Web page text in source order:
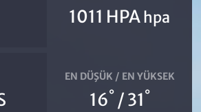
1011 HPA hpa
EN DÜŞÜK / EN YÜKSEK
16° / 31°